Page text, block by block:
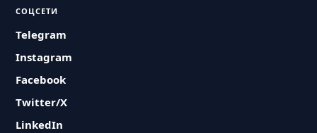
СОЦСЕТИ
Telegram
Instagram
Facebook
Twitter/X
LinkedIn